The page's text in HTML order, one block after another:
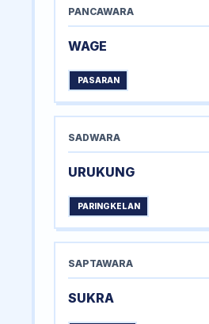
PANCAWARA
WAGE
PASARAN
SADWARA
URUKUNG
PARINGKELAN
SAPTAWARA
SUKRA